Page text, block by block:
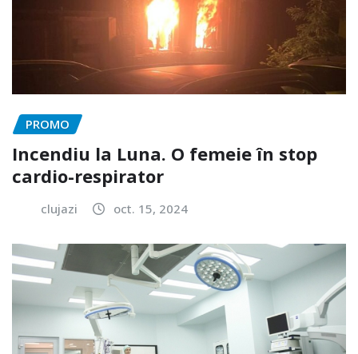
PROMO
Incendiu la Luna. O femeie în stop
cardio-respirator
clujazi oct. 15, 2024